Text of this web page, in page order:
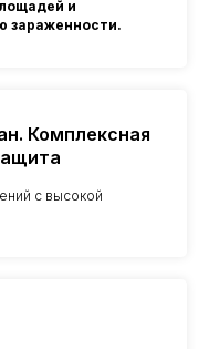
и
зараженности.
Комплексная
с высокой